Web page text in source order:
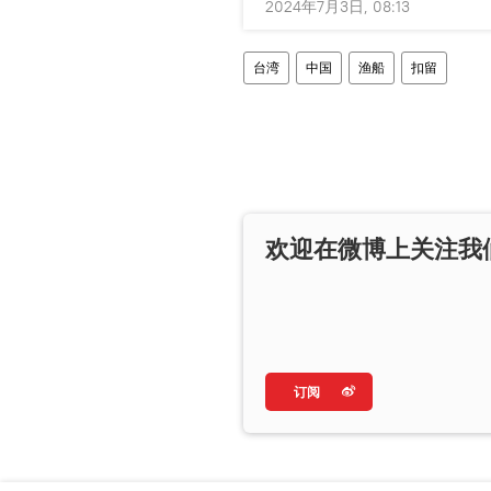
2024年7月3日, 08:13
台湾 中国 渔船 扣留
欢迎在微博上关注
订阅